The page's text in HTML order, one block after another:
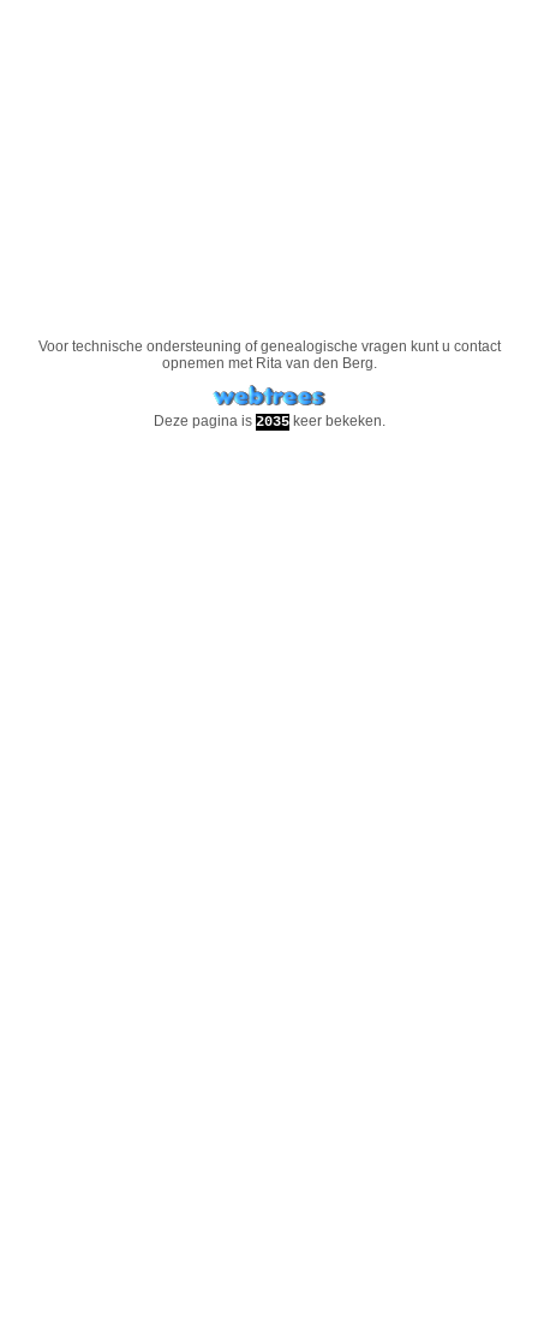
Voor technische ondersteuning of genealogische vragen kunt u contact
opnemen met Rita van den Berg.
Deze pagina is 2035keer bekeken.